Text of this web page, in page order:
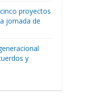
proyectos
jornada de
y